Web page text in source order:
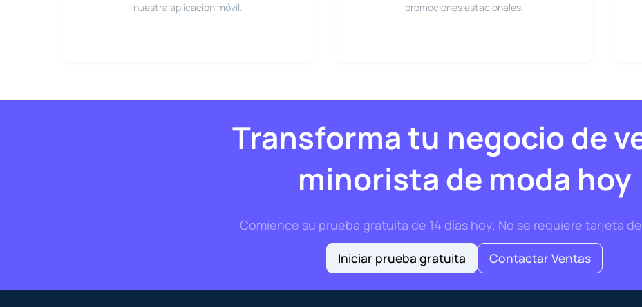
nuestra aplicación móvil.
promociones estacionales.
Transforma tu negocio de
minorista de moda hoy
Comience su prueba gratuita de 14 días hoy. No se requiere tarjeta
Iniciar prueba gratuita
Contactar Ventas